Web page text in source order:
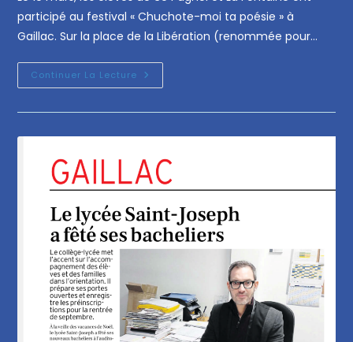
participé au festival « Chuchote-moi ta poésie » à
Gaillac. Sur la place de la Libération (renommée pour…
Continuer La Lecture